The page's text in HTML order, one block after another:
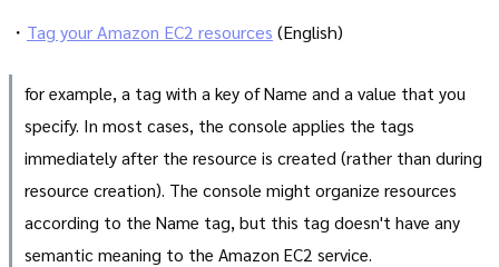
・ Tag your Amazon EC2 resources (English)
for example, a tag with a key of Name and a value that you
specify. In most cases, the console applies the tags
immediately after the resource is created (rather than during
resource creation). The console might organize resources
according to the Name tag, but this tag doesn't have any
semantic meaning to the Amazon EC2 service.